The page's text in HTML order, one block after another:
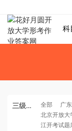
科
三级分
全部 广
北京开放大
江开考试题